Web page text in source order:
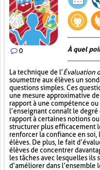
0 À quel
La technique de l’Évaluation
soumettre aux élèves un
questions simples. Ces
une mesure approximative
rapport à une compétence
l’enseignant connaît le
rapport à certaines notions
structurer plus efficacement
renforcer la confiance en soi,
élèves. De plus, le fait
élèves de concentrer
les tâches avec lesquelles ils
d’améliorer dans l’ensemble